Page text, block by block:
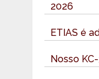
2026
ETIAS é
Nosso